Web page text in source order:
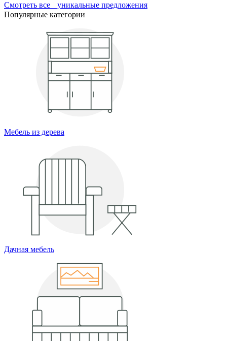
Смотреть все уникальные предложения
Популярные категории
Мебель из дерева
Дачная мебель